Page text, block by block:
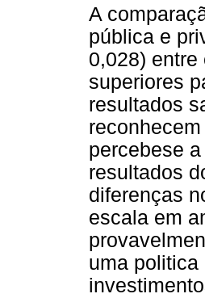
A
pública e
0,028)
superiores
resultados
percebese
resultados
diferenças
escala em
uma politica